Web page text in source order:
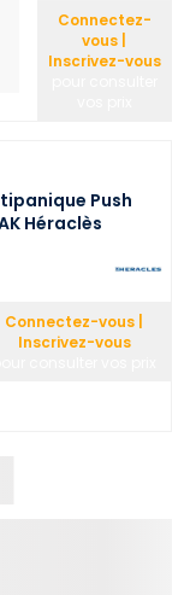
Connectez-
vous |
Inscrivez-vous
Push
Héraclès
Connectez-vous |
Inscrivez-vous